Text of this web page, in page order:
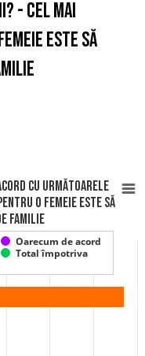
- Cel mai
este să
cu următoarele
o femeie este să
familie
Oarecum de acord
Total împotriva